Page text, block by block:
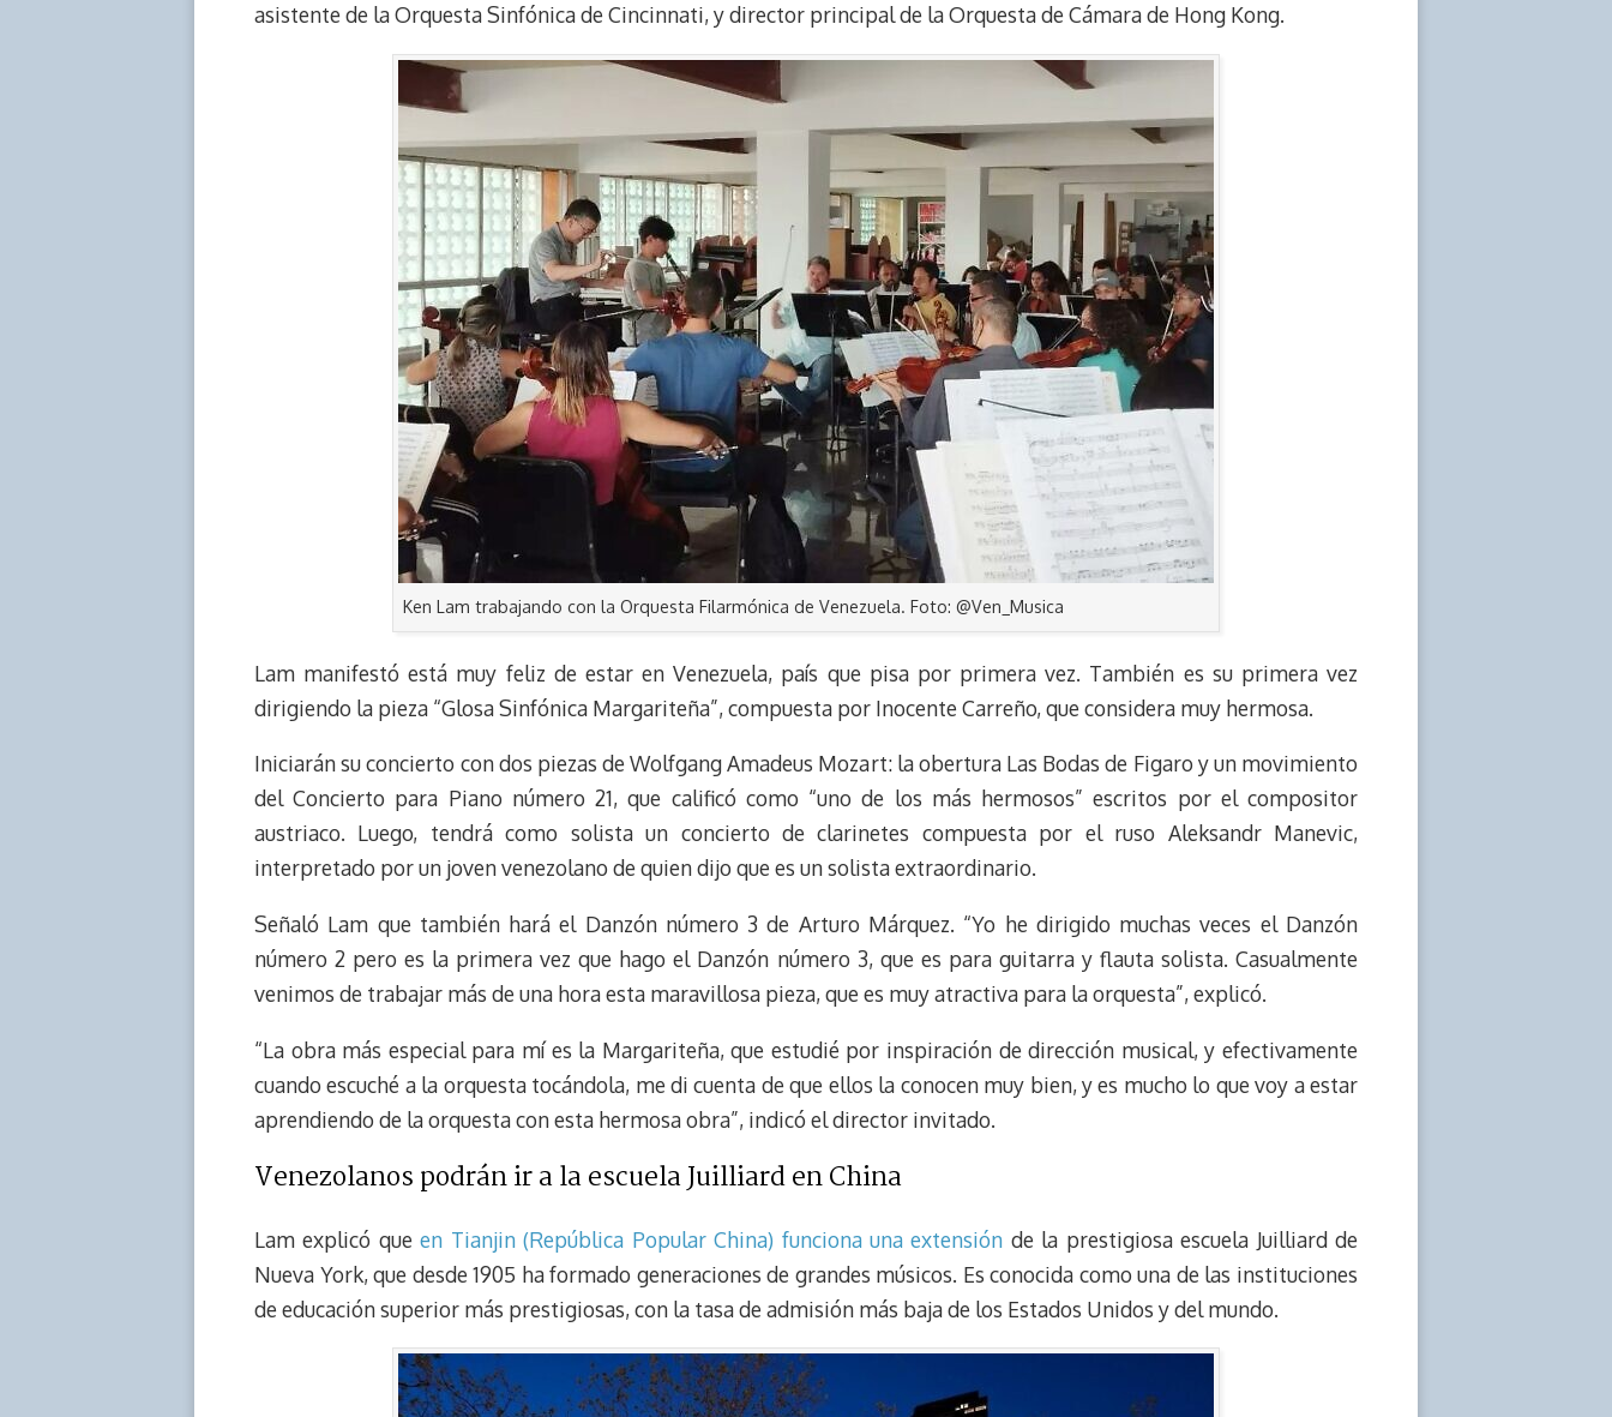
asistente de la Orquesta Sinfónica de Cincinnati, y director principal de la Orquesta de Cámara de Hong Kong.
Ken Lam trabajando con la Orquesta Filarmónica de Venezuela. Foto: @Ven_Musica
Lam manifestó está muy feliz de estar en Venezuela, país que pisa por primera vez. También es su primera vez
dirigiendo la pieza “Glosa Sinfónica Margariteña”, compuesta por Inocente Carreño, que considera muy hermosa.
Iniciarán su concierto con dos piezas de Wolfgang Amadeus Mozart: la obertura Las Bodas de Figaro y un movimiento
del Concierto para Piano número 21, que calificó como “uno de los más hermosos” escritos por el compositor
austriaco. Luego, tendrá como solista un concierto de clarinetes compuesta por el ruso Aleksandr Manevic,
interpretado por un joven venezolano de quien dijo que es un solista extraordinario.
Señaló Lam que también hará el Danzón número 3 de Arturo Márquez. “Yo he dirigido muchas veces el Danzón
número 2 pero es la primera vez que hago el Danzón número 3, que es para guitarra y flauta solista. Casualmente
venimos de trabajar más de una hora esta maravillosa pieza, que es muy atractiva para la orquesta”, explicó.
“La obra más especial para mí es la Margariteña, que estudié por inspiración de dirección musical, y efectivamente
cuando escuché a la orquesta tocándola, me di cuenta de que ellos la conocen muy bien, y es mucho lo que voy a estar
aprendiendo de la orquesta con esta hermosa obra”, indicó el director invitado.
Venezolanos podrán ir a la escuela Juilliard en China
Lam explicó queen Tianjin (República Popular China) funciona una extensión de la prestigiosa escuela Juilliard de
Nueva York, que desde 1905 ha formado generaciones de grandes músicos. Es conocida como una de las instituciones
de educación superior más prestigiosas, con la tasa de admisión más baja de los Estados Unidos y del mundo.